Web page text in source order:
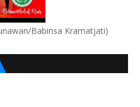
Babinsa Kramatjati)